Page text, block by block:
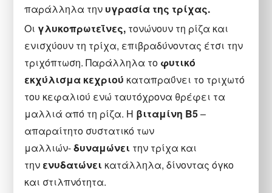
παράλληλα την υγρασία της τρίχας.
Οι γλυκοπρωτεΐνες, τονώνουν τη ρίζα και
ενισχύουν τη τρίχα, επιβραδύνοντας έτσι την
τριχόπτωση. Παράλληλα το φυτικό
εκχύλισμα κεχριού καταπραΰνει το τριχωτό
του κεφαλιού ενώ ταυτόχρονα θρέφει τα
μαλλιά από τη ρίζα. Η βιταμίνη Β5–
απαραίτητο συστατικό των
μαλλιών-δυναμώνει την τρίχα και
την ενυδατώνει κατάλληλα, δίνοντας όγκο
και στιλπνότητα.